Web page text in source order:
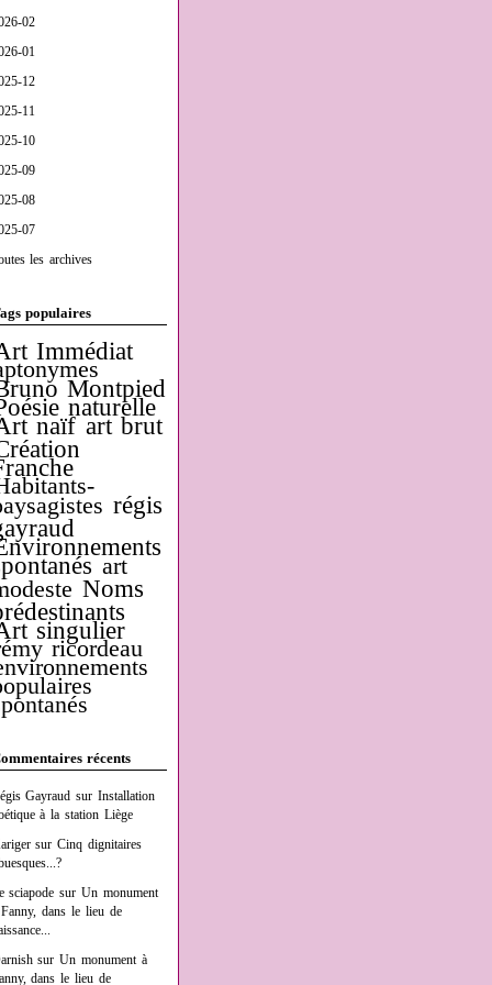
02
01
12
11
10
09
08
07
les archives
populaires
Immédiat
Montpied
naturelle
naïf art brut
régis
art
Noms
singulier
ricordeau
récents
Gayraud surInstallation
à la station Liège
surCinq dignitaires
sciapode surUn monument
dans le lieu de
surUn monument à
dans le lieu de